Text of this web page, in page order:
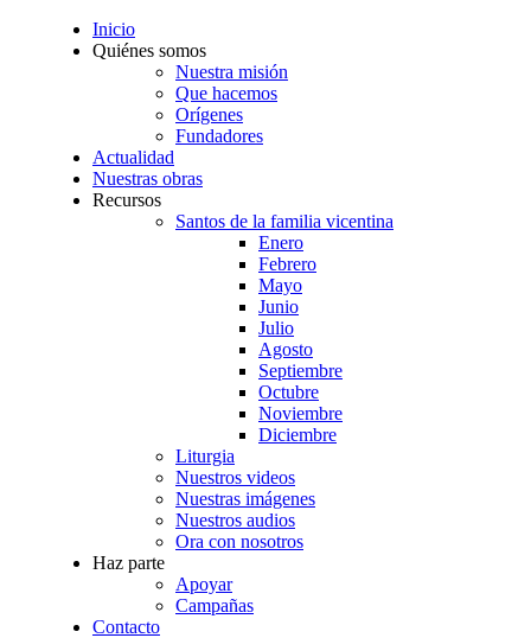
Inicio
Quiénes somos
Nuestra misión
Que hacemos
Orígenes
Fundadores
Actualidad
Nuestras obras
Recursos
Santos de la familia vicentina
Enero
Febrero
Mayo
Junio
Julio
Agosto
Septiembre
Octubre
Noviembre
Diciembre
Liturgia
Nuestros videos
Nuestras imágenes
Nuestros audios
Ora con nosotros
Haz parte
Apoyar
Campañas
Contacto